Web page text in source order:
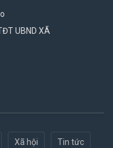
UBND XÃ
Xã hội Tin tức